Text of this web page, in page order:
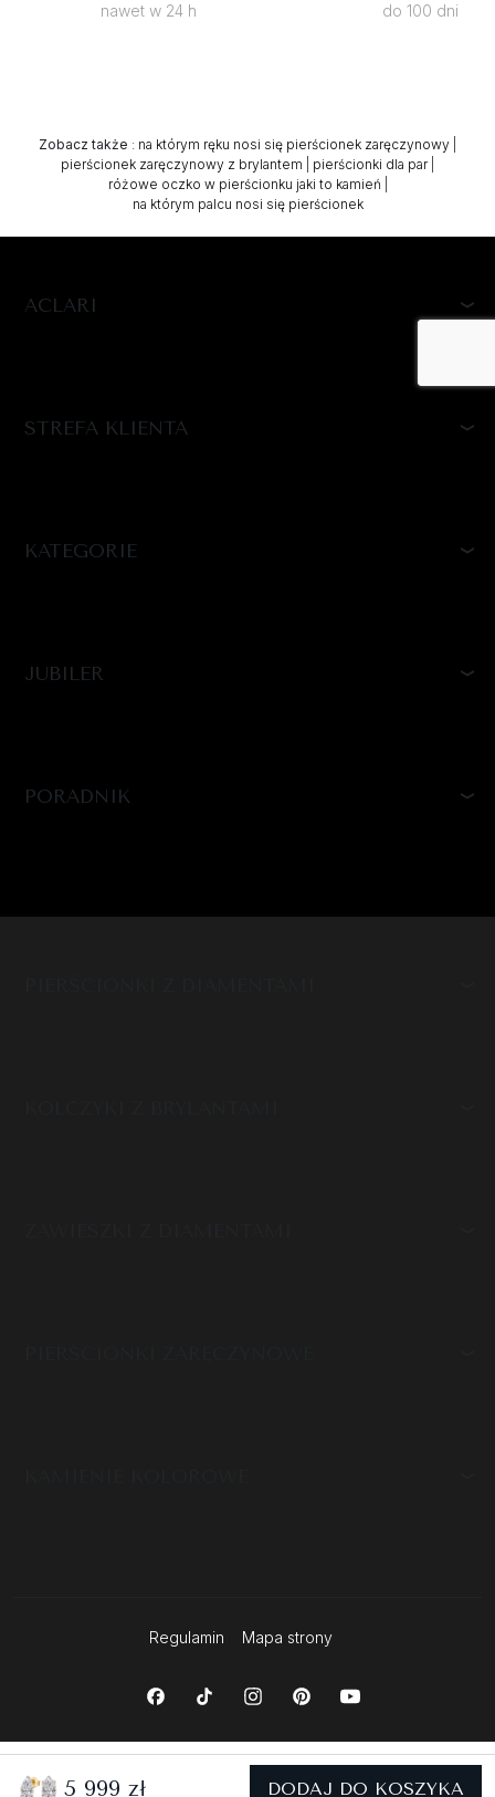
nawet w 24 h
do 100 dni
5 999 zł DODAJ DO KOSZYKA
Zobacz także : na którym ręku nosi się pierścionek zaręczynowy
pierścionek zaręczynowy z brylantem
pierścionki dla par|
różowe oczko w pierścionku jaki to kamień
na którym palcu nosi się pierścionek
ACLARI
STREFA KLIENTA
KATEGORIE
JUBILER
PORADNIK
Regulamin Mapa strony